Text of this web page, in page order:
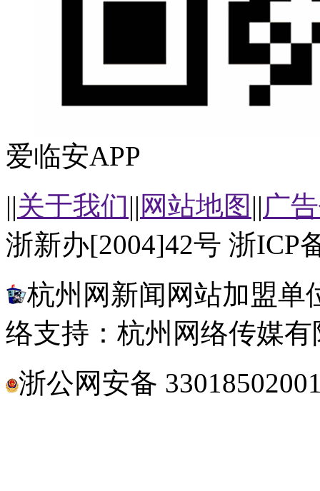
爱临安APP
||关于我们|| 网站地图 ||广
浙新办[2004]42号 浙ICP
杭州网新闻网站加盟单
络支持：杭州网络传媒有
浙公网安备